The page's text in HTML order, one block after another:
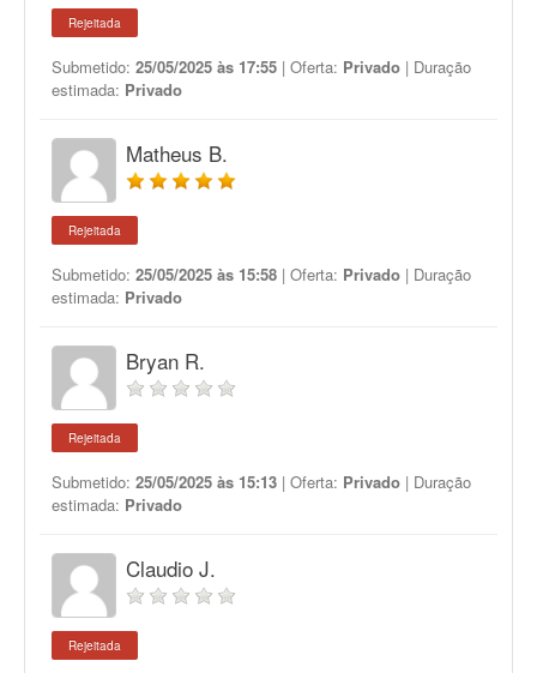
Rejeitada
Submetido: 25/05/2025 às 17:55 | Oferta: Privado | Duração
estimada: Privado
Matheus B.
Rejeitada
Submetido: 25/05/2025 às 15:58 | Oferta: Privado | Duração
estimada: Privado
Bryan R.
Rejeitada
Submetido: 25/05/2025 às 15:13 | Oferta: Privado | Duração
estimada: Privado
Claudio J.
Rejeitada